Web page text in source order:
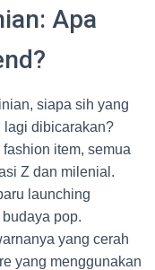
Apa
siapa sih yang
lagi dibicarakan?
item, semua
Z dan milenial.
launching
pop.
yang cerah
yang menggunakan